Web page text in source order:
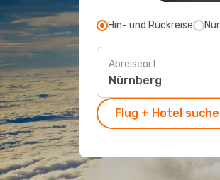
Hin- und Rückreise
Abreiseort
Flug + Hotel